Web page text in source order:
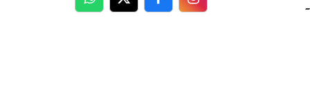
WhatsApp
TwitterFacebookFacebook